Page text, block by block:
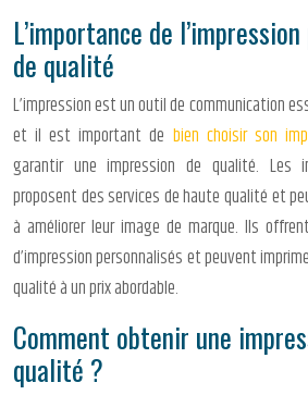
L’importance de
de qualité
L’impression est un outil de communication
et il est important de bien choisir son
garantir une impression de qualité. Les
proposent des services de haute qualité et
à améliorer leur image de marque. Ils
d’impression personnalisés et peuvent
qualité à un prix abordable.
Comment obtenir une
qualité ?